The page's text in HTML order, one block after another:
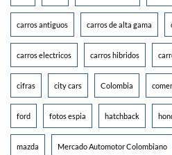
carros antiguos carros de alta gama
carros electricos carros hibridos
cifras city cars Colombia
ford fotos espia hatchback
mazda Mercado Automotor Colombiano